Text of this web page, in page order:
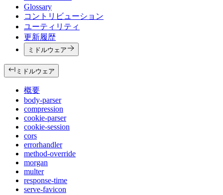
Glossary
コントリビューション
ユーティリティ
更新履歴
ミドルウェア
ミドルウェア
概要
body-parser
compression
cookie-parser
cookie-session
cors
errorhandler
method-override
morgan
multer
response-time
serve-favicon